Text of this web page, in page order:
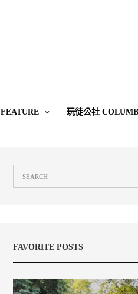
玩徒公社
FAVORITE POSTS